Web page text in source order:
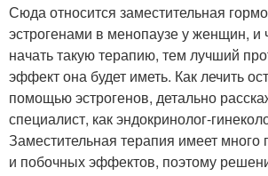
Сюда относится заместительная
эстрогенами в менопаузе у женщин,
начать такую терапию, тем лучший
эффект она будет иметь. Как лечить
помощью эстрогенов, детально
специалист, как эндокринолог-
Заместительная терапия имеет много
и побочных эффектов, поэтому